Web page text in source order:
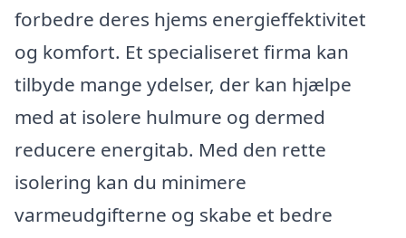
forbedre deres hjems energieffektivitet
og komfort. Et specialiseret firma kan
tilbyde mange ydelser, der kan hjælpe
med at isolere hulmure og dermed
reducere energitab. Med den rette
isolering kan du minimere
varmeudgifterne og skabe et bedre